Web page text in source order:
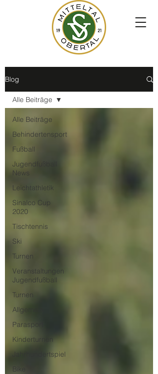
Blog
Alle Beiträge
Behindertensport
Fußball
Jugendfußball
News
Leichtathletik
Sinalco Cup
2020
Tischtennis
Ski
Turnen
Veranstaltungen
Jugendfußball
Turnen
Allgemein
Parasport
Kinderturnen
Jahrhundertspiel
Bike
Alle Beiträge